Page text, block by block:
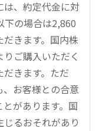
は、約定代金に対
下の場合は2,860
きます。国内株
ご購入いただく
きます。ただ
、お客様との合意
があります。国
るおそれがあり